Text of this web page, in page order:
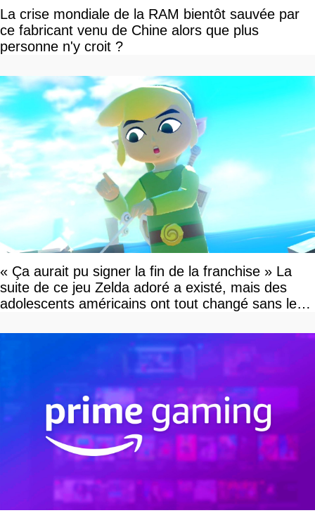
La crise mondiale de la RAM bientôt sauvée par
ce fabricant venu de Chine alors que plus
personne n'y croit ?
« Ça aurait pu signer la fin de la franchise » La
suite de ce jeu Zelda adoré a existé, mais des
adolescents américains ont tout changé sans le